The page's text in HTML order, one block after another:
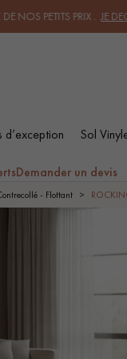
.JE DECOUVRE|
d’exception Sol
Demander un devis
LES
- Flottant